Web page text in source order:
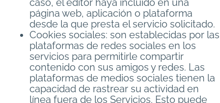
caso, el editor haya incluido en una
página web, aplicación o plataforma
desde la que presta el servicio solicitado.
Cookies sociales: son establecidas por las
plataformas de redes sociales en los
servicios para permitirle compartir
contenido con sus amigos y redes. Las
plataformas de medios sociales tienen la
capacidad de rastrear su actividad en
línea fuera de los Servicios. Esto puede